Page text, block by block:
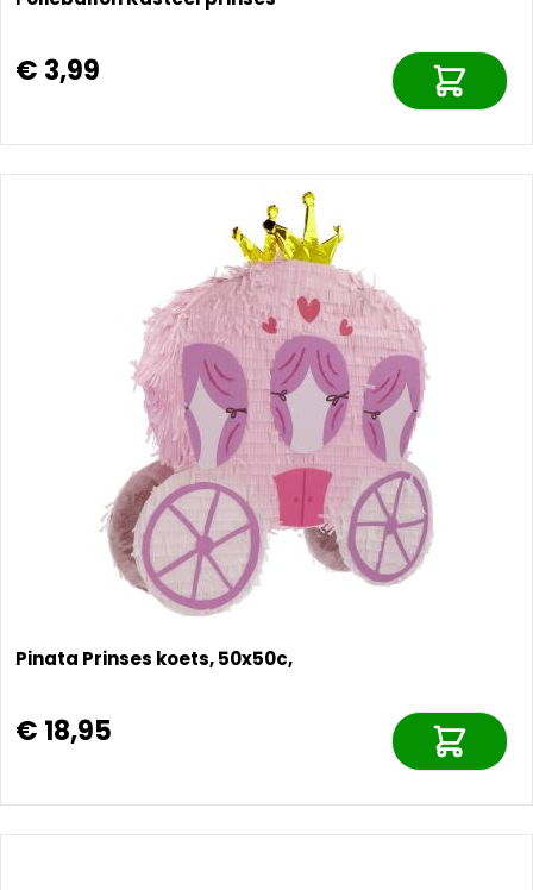
€ 3,99
Pinata Prinses koets, 50x50c,
€ 18,95